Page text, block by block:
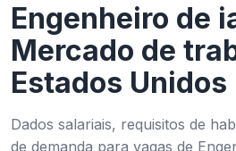
Engenheiro de
Mercado de
Estados Unidos
Dados salariais, requisitos de
de demanda para vagas de